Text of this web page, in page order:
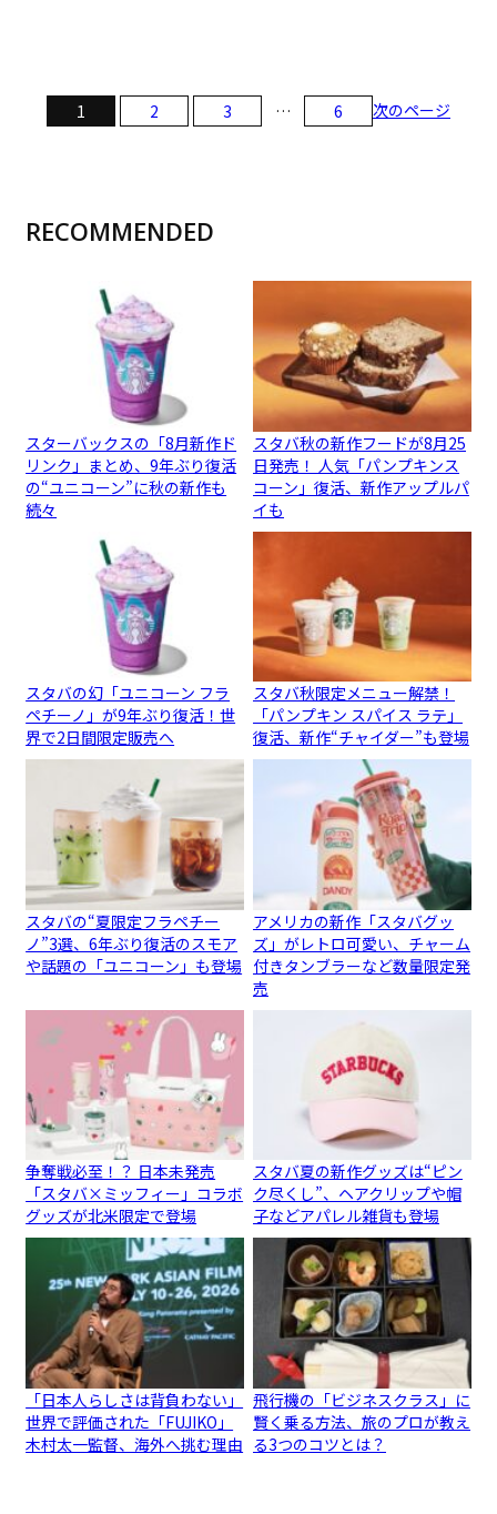
1 2 3 … 6 次のページ
RECOMMENDED
スターバックスの「8月新作ド
リンク」まとめ、9年ぶり復活
の“ユニコーン”に秋の新作も
続々
スタバ秋の新作フードが8月25
日発売！ 人気「パンプキンス
コーン」復活、新作アップルパ
イも
スタバの幻「ユニコーン フラ
ペチーノ」が9年ぶり復活！世
界で2日間限定販売へ
スタバ秋限定メニュー解禁！
「パンプキン スパイス ラテ」
復活、新作“チャイダー”も登場
スタバの“夏限定フラペチー
ノ”3選、6年ぶり復活のスモア
や話題の「ユニコーン」も登場
アメリカの新作「スタバグッ
ズ」がレトロ可愛い、チャーム
付きタンブラーなど数量限定発
売
争奪戦必至！？ 日本未発売
「スタバ×ミッフィー」コラボ
グッズが北米限定で登場
スタバ夏の新作グッズは“ピン
ク尽くし”、ヘアクリップや帽
子などアパレル雑貨も登場
「日本人らしさは背負わない」
世界で評価された「FUJIKO」
木村太一監督、海外へ挑む理由
飛行機の「ビジネスクラス」に
賢く乗る方法、旅のプロが教え
る3つのコツとは？